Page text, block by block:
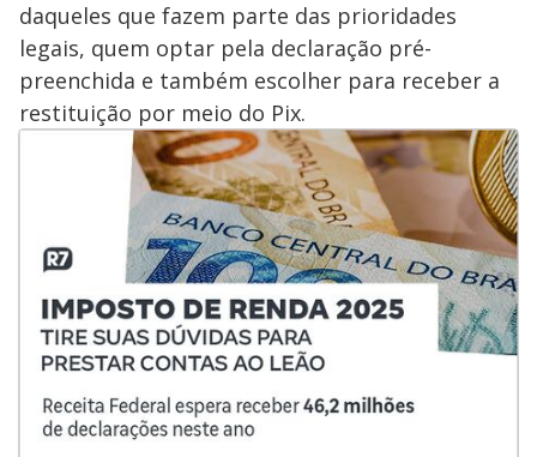
daqueles que fazem parte das prioridades
legais, quem optar pela declaração pré-
preenchida e também escolher para receber a
restituição por meio do Pix.